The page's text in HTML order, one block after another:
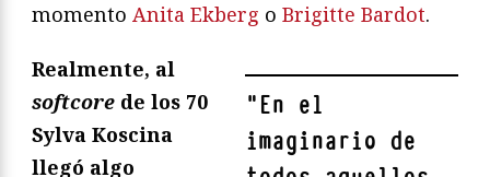
momento Anita Ekberg o Brigitte Bardot.
"En el
imaginario de
Realmente, al
softcore de los 70
Sylva Koscina
llegó algo